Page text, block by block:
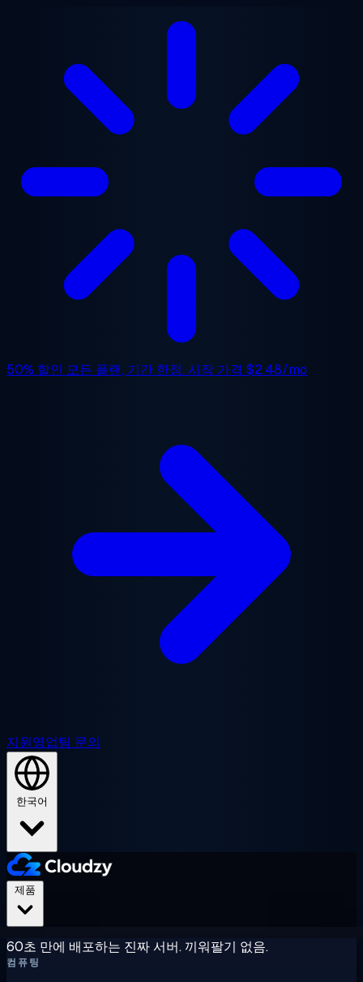
50% 할인 모든 플랜, 기간 한정. 시작 가격 $2.48/mo
지원영업팀 문의
한국어
60초 만에 배포하는 진짜 서버. 끼워팔기 없음.
컴퓨팅